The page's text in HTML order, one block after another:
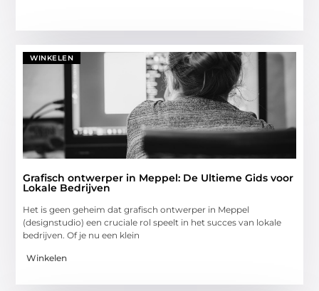
WINKELEN
Grafisch ontwerper in Meppel: De Ultieme Gids voor
Lokale Bedrijven
Het is geen geheim dat grafisch ontwerper in Meppel
(designstudio) een cruciale rol speelt in het succes van lokale
bedrijven. Of je nu een klein
Winkelen